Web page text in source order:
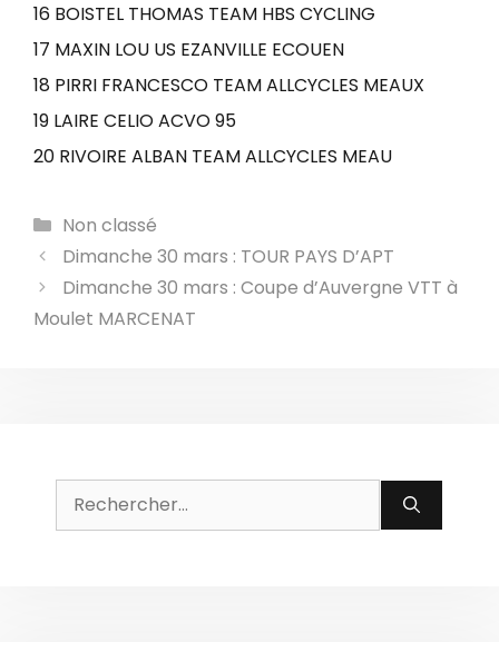
16 BOISTEL THOMAS TEAM HBS CYCLING
17 MAXIN LOU US EZANVILLE ECOUEN
18 PIRRI FRANCESCO TEAM ALLCYCLES MEAUX
19 LAIRE CELIO ACVO 95
20 RIVOIRE ALBAN TEAM ALLCYCLES MEAU
Catégories
Non classé
Dimanche 30 mars : TOUR PAYS D’APT
Dimanche 30 mars : Coupe d’Auvergne VTT à
Moulet MARCENAT
Rechercher :